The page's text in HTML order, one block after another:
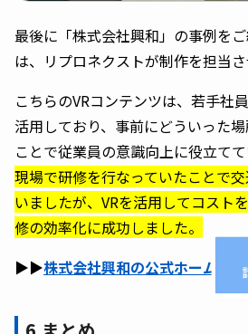
最後に「株式会社興和」の事例を
は、リプロネクストが制作を担当さ
こちらのVRコンテンツは、若手社
活用しており、事前にどういった
ことで従業員の意識向上に役立て
現場で研修を行なっていたことで
いましたが、VRを活用してコスト
修の効率化に成功しました。
▶︎▶︎株式会社興和の公式ホームペ